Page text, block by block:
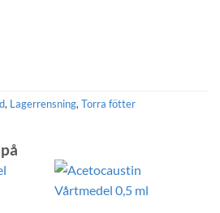
, Lagerrensning, Torra fötter